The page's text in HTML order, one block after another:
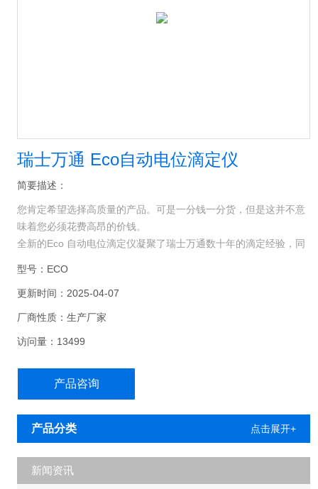
瑞士万通 Eco自动电位滴定仪
简要描述：
您肯定希望选择高质量的产品。可是一分钱一分货，但是这并不意
味着您必须花费高昂的价钱。
全新的Eco 自动电位滴定仪凝聚了瑞士万通数十年的滴定经验，同
电位滴定应用，而且耐用、精确、经济。
型号：ECO
更新时间：2025-04-07
厂商性质：生产厂家
访问量：13499
产品咨询
产品分类 点击展开+
新闻资讯